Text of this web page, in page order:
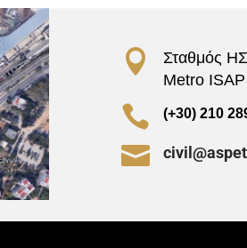

Σταθμός
Metro
 (+30) 210
